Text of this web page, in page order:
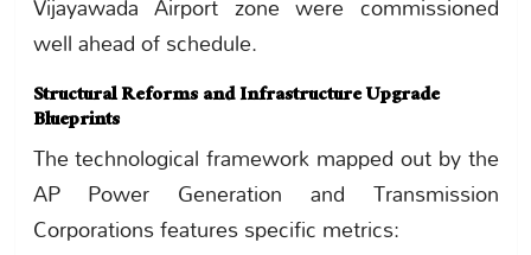
well ahead of schedule.
Structural Reforms and Infrastructure Upgrade
Blueprints
The technological framework mapped out by the
AP Power Generation and Transmission
Corporations features specific metrics: